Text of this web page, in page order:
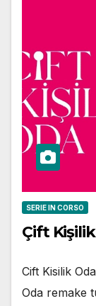
SERIE IN CORSO
Çift
Cift Kisilik
Oda remake